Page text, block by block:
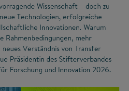
Wissenschaft – doch zu
Technologien, erfolgreiche
Innovationen. Warum
Rahmenbedingungen, mehr
Verständnis von Transfer
Präsidentin des Stifterverbandes
Forschung und Innovation 2026.